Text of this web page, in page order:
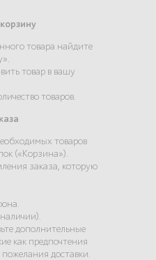
товара найдите
товар в вашу
товаров.
товаров
(«Корзина»).
заказа, которую
дополнительные
как предпочтения
доставки.